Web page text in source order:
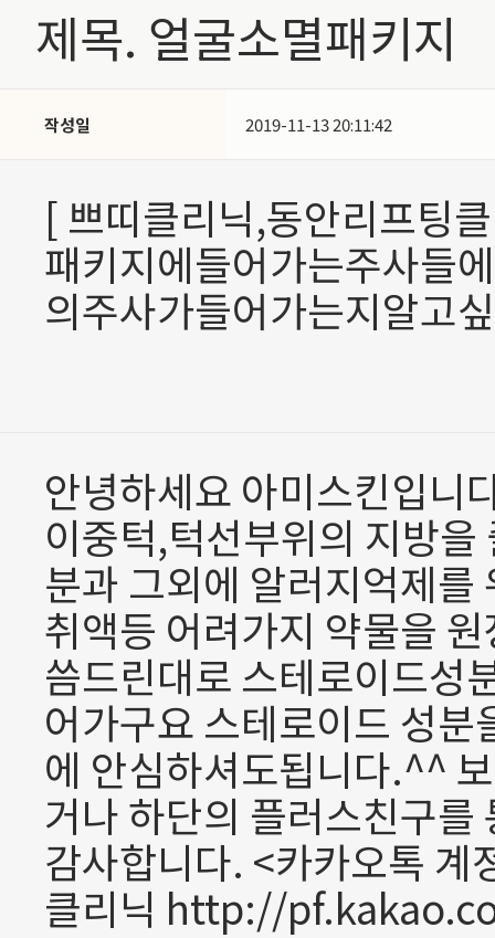
제목. 얼굴소멸패키지
작성일 2019-11-13 20:11:42
[ 쁘띠클리닉,동안리프팅
패키지에들어가는주사들
의주사가들어가는지알고
안녕하세요 아미스킨입니
이중턱,턱선부위의 지방
분과 그외에 알러지억제
취액등 어려가지 약물을
씀드린대로 스테로이드성
어가구요 스테로이드 성
에 안심하셔도됩니다.^^
거나 하단의 플러스친구
감사합니다. <카카오톡 계
클리닉 http://